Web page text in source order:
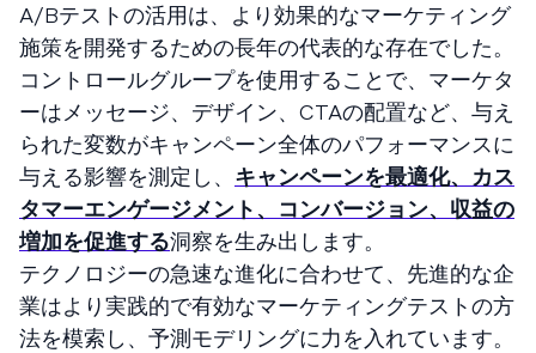
A/Bテストの活用は、より効果的なマーケティング
施策を開発するための長年の代表的な存在でした。
コントロールグループを使用することで、マーケタ
ーはメッセージ、デザイン、CTAの配置など、与え
られた変数がキャンペーン全体のパフォーマンスに
与える影響を測定し、 キャンペーンを最適化、カス
タマーエンゲージメント、コンバージョン、収益の
増加を促進する洞察を生み出します。
テクノロジーの急速な進化に合わせて、先進的な企
業はより実践的で有効なマーケティングテストの方
法を模索し、予測モデリングに力を入れています。